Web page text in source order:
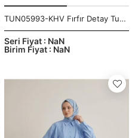
TUN05993-KHV Fırfır Detay Tunik-Kahve
Birim Fiyat : NaN
Seri Fiyat : NaN